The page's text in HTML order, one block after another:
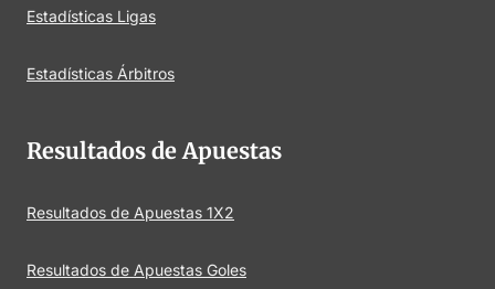
Estadísticas Ligas
Estadísticas Árbitros
Resultados de Apuestas
Resultados de Apuestas 1X2
Resultados de Apuestas Goles